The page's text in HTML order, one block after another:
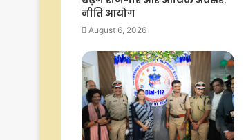
नीति आयोग
August 6, 2026